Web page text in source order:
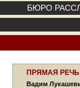
БЮРО
ПРЯМАЯ
Вадим